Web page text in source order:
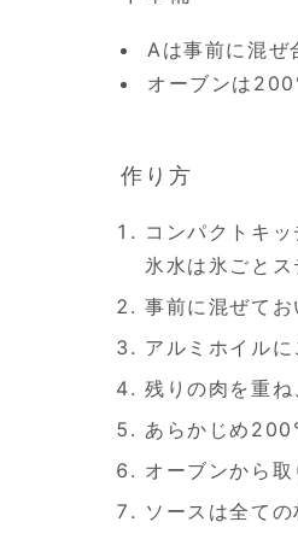
Aは事前に混ぜ
オーブンは
作り方
コンパクトキ
氷水は氷ごと
事前に混ぜて
アルミホイル
残りの肉を重ね
あらかじめ
オーブンから取
ソースは全て